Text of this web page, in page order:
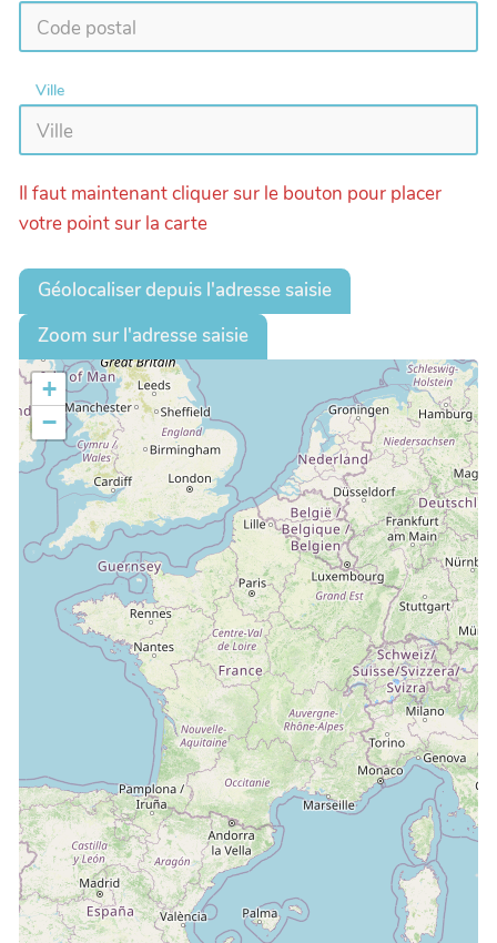
Ville
Il faut maintenant cliquer sur le bouton pour placer
votre point sur la carte
Géolocaliser depuis l'adresse saisie
Zoom sur l'adresse saisie
+
−